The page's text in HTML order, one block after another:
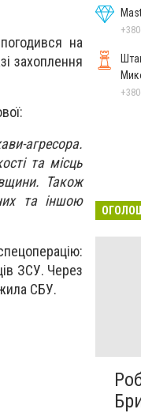
на
захоплення
агресора.
та місць
Також
та іншою
ЗСУ. Через
СБУ.